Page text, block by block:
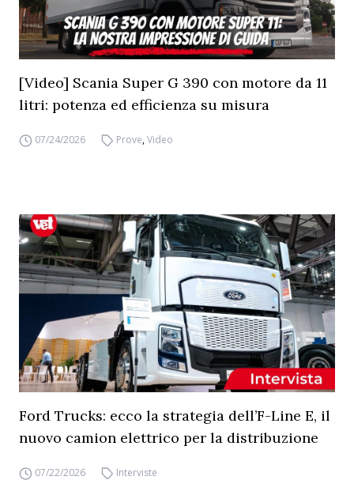
[Video] Scania Super G 390 con motore da 11
litri: potenza ed efficienza su misura
07/24/2026 Prove,Video
Ford Trucks: ecco la strategia dell’F-Line E, il
nuovo camion elettrico per la distribuzione
07/22/2026 Interviste